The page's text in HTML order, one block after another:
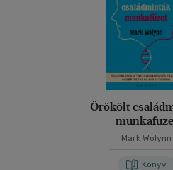
Örökölt
Mark Wolynn
Könyv